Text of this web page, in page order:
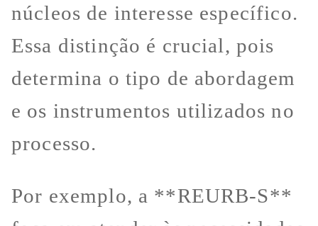
núcleos de interesse específico.
Essa distinção é crucial, pois
determina o tipo de abordagem
e os instrumentos utilizados no
processo.
Por exemplo, a **REURB-S**